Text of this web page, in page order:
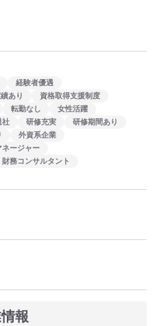
経験者優遇
あり
資格取得支援制度
転勤なし
女性活躍
社 研修充実
研修期間あり
外資系企業
ージャー
財務コンサルタント
報